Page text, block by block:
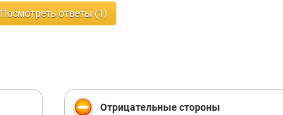
Посмотреть ответы (1)
Отрицательные стороны